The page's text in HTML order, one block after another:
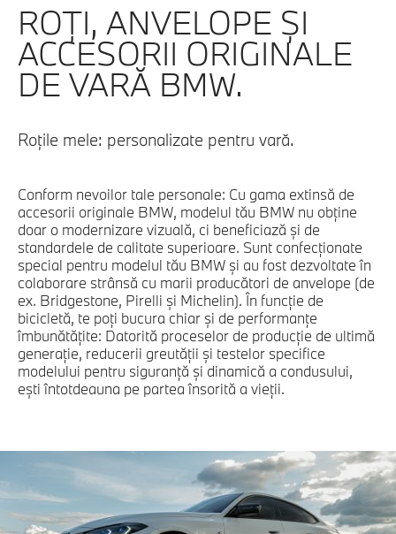
ROŢI, ANVELOPE ŞI
ACCESORII ORIGINALE
DE VARĂ BMW.
Roţile mele: personalizate pentru vară.
Conform nevoilor tale personale: Cu gama extinsă de
accesorii originale BMW, modelul tău BMW nu obţine
doar o modernizare vizuală, ci beneficiază şi de
standardele de calitate superioare. Sunt confecţionate
special pentru modelul tău BMW şi au fost dezvoltate în
colaborare strânsă cu marii producători de anvelope (de
ex. Bridgestone, Pirelli şi Michelin). În funcţie de
bicicletă, te poţi bucura chiar şi de performanţe
îmbunătăţite: Datorită proceselor de producţie de ultimă
generaţie, reducerii greutăţii şi testelor specifice
modelului pentru siguranţă şi dinamică a condusului,
eşti întotdeauna pe partea însorită a vieţii.